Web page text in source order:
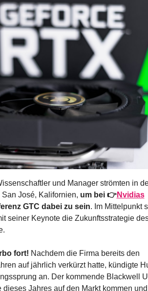
und Manager strömten in
José, Kalifornien, um bei 👉Nvidias
GTC dabei zu sein. Im Mittelpunkt
seiner Keynote die Zukunftsstrategie
fort! Nachdem die Firma bereits den
auf jährlich verkürzt hatte, kündigte
an. Der kommende Blackwell
Jahres auf den Markt kommen